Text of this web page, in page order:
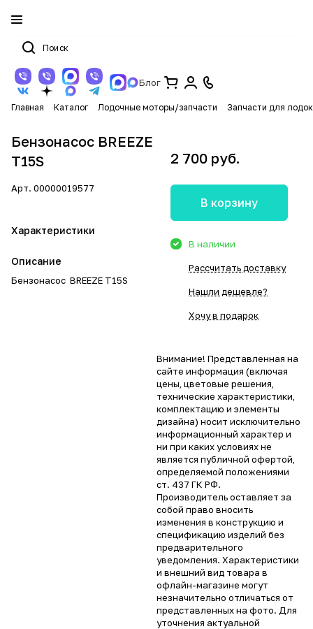
Блог
Главная Каталог Лодочные моторы/запчасти Запчасти для лодок
Бензонасос BREEZE
Т15S
Арт. 00000019577
Характеристики
Описание
Бензонасос BREEZE Т15S
2 700 руб.
В корзину
В наличии
Рассчитать доставку
Нашли дешевле?
Хочу в подарок
Внимание! Представленная на
сайте информация (включая
цены, цветовые решения,
технические характеристики,
комплектацию и элементы
дизайна) носит исключительно
информационный характер и
ни при каких условиях не
является публичной офертой,
определяемой положениями
ст. 437 ГК РФ.
Производитель оставляет за
собой право вносить
изменения в конструкцию и
спецификацию изделий без
предварительного
уведомления. Характеристики
и внешний вид товара в
офлайн-магазине могут
незначительно отличаться от
представленных на фото. Для
уточнения актуальной